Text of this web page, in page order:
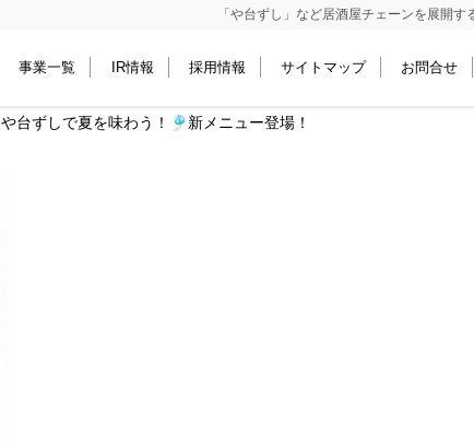
「や台ずし」など居酒屋チェーンを展開す
事業一覧 IR情報 採用情報 サイトマップ お問合せ
や台ずしで夏を味わう！🎐新メニュー登場！